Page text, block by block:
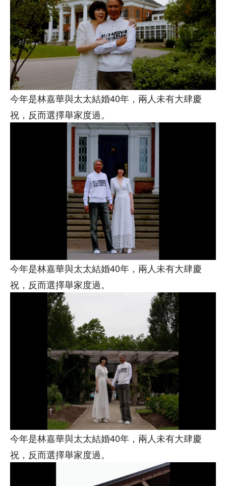
今年是林嘉華與太太結婚40年，兩人未有大肆慶
祝，反而選擇舉家度過。
今年是林嘉華與太太結婚40年，兩人未有大肆慶
祝，反而選擇舉家度過。
今年是林嘉華與太太結婚40年，兩人未有大肆慶
祝，反而選擇舉家度過。